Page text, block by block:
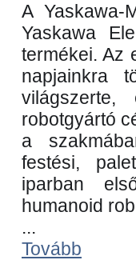
A Yaskawa-
Yaskawa
termékei. Az
napjainkra
robotgyártó
a
festési,
iparban
humanoid
...
Tovább